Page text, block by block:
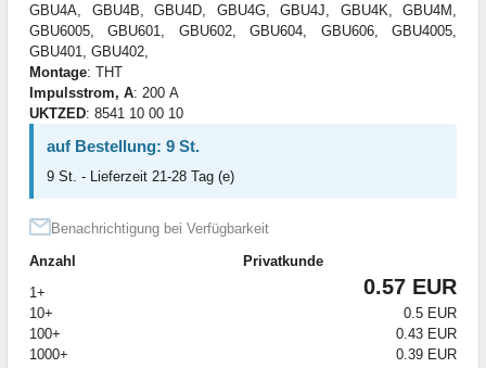
GBU4A, GBU4B, GBU4D, GBU4G, GBU4J, GBU4K, GBU4M,
GBU6005, GBU601, GBU602, GBU604, GBU606, GBU4005,
GBU401, GBU402,
Montage: THT
Impulsstrom, A: 200 А
UKTZED: 8541 10 00 10
auf Bestellung: 9 St.
9 St. - Lieferzeit 21-28 Tag (e)
Benachrichtigung bei Verfügbarkeit
Anzahl
Privatkunde
1+
0.57 EUR
10+
0.5 EUR
100+
0.43 EUR
1000+
0.39 EUR